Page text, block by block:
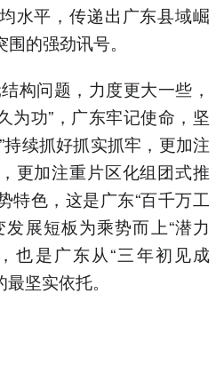
水平，传递出广东县域崛
的强劲讯号。
构问题，力度更大一些，
为功”，广东牢记使命，坚
持续抓好抓实抓牢，更加注
更加注重片区化组团式推
特色，这是广东“百千万工
展短板为乘势而上“潜力
也是广东从“三年初见成
坚实依托。